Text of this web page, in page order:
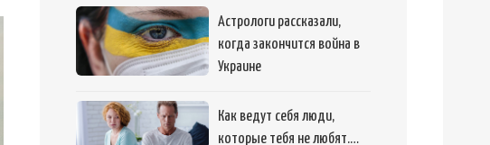
Астрологи рассказали,
когда закончится война в
Украине
Как ведут себя люди,
которые тебя не любят.…